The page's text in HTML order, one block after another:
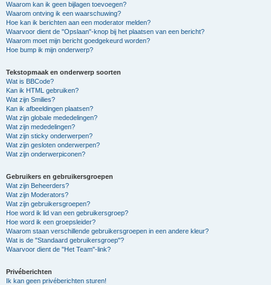
Waarom kan ik geen bijlagen toevoegen?
Waarom ontving ik een waarschuwing?
Hoe kan ik berichten aan een moderator melden?
Waarvoor dient de "Opslaan"-knop bij het plaatsen van een bericht?
Waarom moet mijn bericht goedgekeurd worden?
Hoe bump ik mijn onderwerp?
Tekstopmaak en onderwerp soorten
Wat is BBCode?
Kan ik HTML gebruiken?
Wat zijn Smilies?
Kan ik afbeeldingen plaatsen?
Wat zijn globale mededelingen?
Wat zijn mededelingen?
Wat zijn sticky onderwerpen?
Wat zijn gesloten onderwerpen?
Wat zijn onderwerpiconen?
Gebruikers en gebruikersgroepen
Wat zijn Beheerders?
Wat zijn Moderators?
Wat zijn gebruikersgroepen?
Hoe word ik lid van een gebruikersgroep?
Hoe word ik een groepsleider?
Waarom staan verschillende gebruikersgroepen in een andere kleur?
Wat is de "Standaard gebruikersgroep"?
Waarvoor dient de "Het Team"-link?
Privéberichten
Ik kan geen privéberichten sturen!